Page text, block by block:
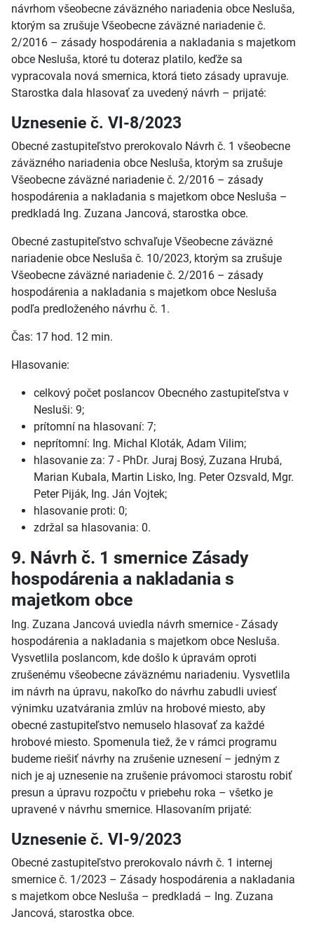
návrhom všeobecne záväzného nariadenia obce Nesluša,
ktorým sa zrušuje Všeobecne záväzné nariadenie č.
2/2016 – zásady hospodárenia a nakladania s majetkom
obce Nesluša, ktoré tu doteraz platilo, keďže sa
vypracovala nová smernica, ktorá tieto zásady upravuje.
Starostka dala hlasovať za uvedený návrh – prijaté:
Uznesenie č. VI-8/2023
Obecné zastupiteľstvo prerokovalo Návrh č. 1 všeobecne
záväzného nariadenia obce Nesluša, ktorým sa zrušuje
Všeobecne záväzné nariadenie č. 2/2016 – zásady
hospodárenia a nakladania s majetkom obce Nesluša –
predkladá Ing. Zuzana Jancová, starostka obce.
Obecné zastupiteľstvo schvaľuje Všeobecne záväzné
nariadenie obce Nesluša č. 10/2023, ktorým sa zrušuje
Všeobecne záväzné nariadenie č. 2/2016 – zásady
hospodárenia a nakladania s majetkom obce Nesluša
podľa predloženého návrhu č. 1.
Čas: 17 hod. 12 min.
Hlasovanie:
celkový počet poslancov Obecného zastupiteľstva v
Nesluši: 9;
prítomní na hlasovaní: 7;
neprítomní: Ing. Michal Kloták, Adam Vilim;
hlasovanie za: 7 - PhDr. Juraj Bosý, Zuzana Hrubá,
Marian Kubala, Martin Lisko, Ing. Peter Ozsvald, Mgr.
Peter Piják, Ing. Ján Vojtek;
hlasovanie proti: 0;
zdržal sa hlasovania: 0.
9. Návrh č. 1 smernice Zásady
hospodárenia a nakladania s
majetkom obce
Ing. Zuzana Jancová uviedla návrh smernice - Zásady
hospodárenia a nakladania s majetkom obce Nesluša.
Vysvetlila poslancom, kde došlo k úpravám oproti
zrušenému všeobecne záväznému nariadeniu. Vysvetlila
im návrh na úpravu, nakoľko do návrhu zabudli uviesť
výnimku uzatvárania zmlúv na hrobové miesto, aby
obecné zastupiteľstvo nemuselo hlasovať za každé
hrobové miesto. Spomenula tiež, že v rámci programu
budeme riešiť návrhy na zrušenie uznesení – jedným z
nich je aj uznesenie na zrušenie právomoci starostu robiť
presun a úpravu rozpočtu v priebehu roka – všetko je
upravené v návrhu smernice. Hlasovaním prijaté:
Uznesenie č. VI-9/2023
Obecné zastupiteľstvo prerokovalo návrh č. 1 internej
smernice č. 1/2023 – Zásady hospodárenia a nakladania
s majetkom obce Nesluša – predkladá – Ing. Zuzana
Jancová, starostka obce.